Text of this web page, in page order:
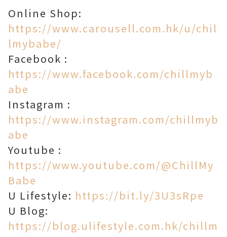
Online Shop:
https://www.carousell.com.hk/u/chil
lmybabe/
Facebook :
https://www.facebook.com/chillmyb
abe​
Instagram :
https://www.instagram.com/chillmyb
abe
Youtube :
https://www.youtube.com/@ChillMy
Babe
U Lifestyle: https://bit.ly/3U3sRpe
U Blog:
https://blog.ulifestyle.com.hk/chillm